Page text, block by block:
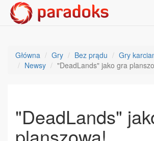
Główna Gry Bez prądu
Gry
Newsy
"DeadLands" jako gra
"DeadLands"